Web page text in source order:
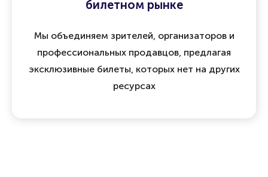
билетном рынке
Мы объединяем зрителей, организаторов и
профессиональных продавцов, предлагая
эксклюзивные билеты, которых нет на других
ресурсах